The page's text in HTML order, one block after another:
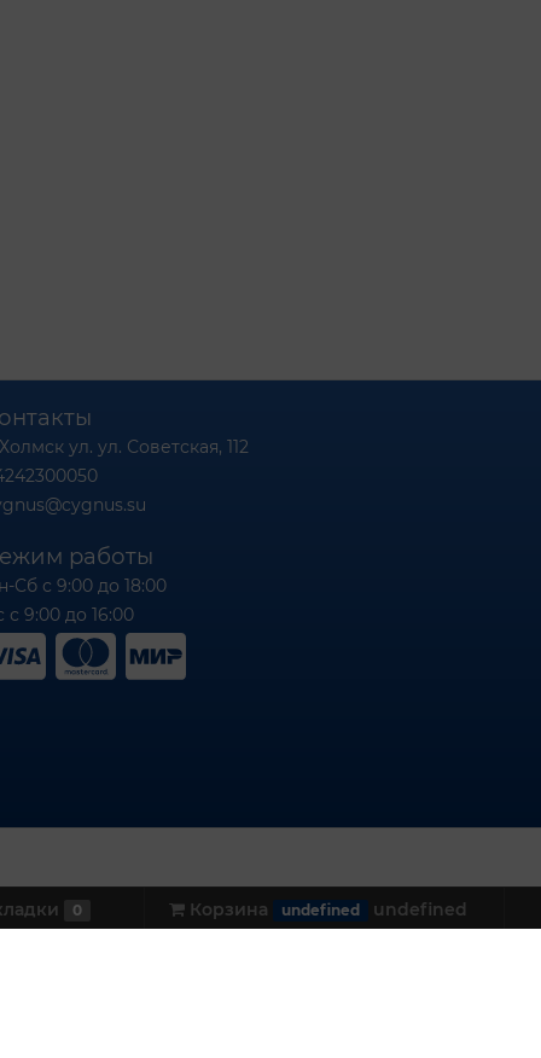
ул. ул. Советская, 112
работы
Сб с 9:00 до 18:00
с 9:00 до 16:00
0 Корзина undefined undefined